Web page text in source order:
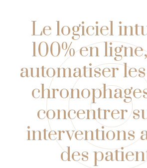
Le logiciel
100% en ligne,
automatiser
concentrer
interventions
des